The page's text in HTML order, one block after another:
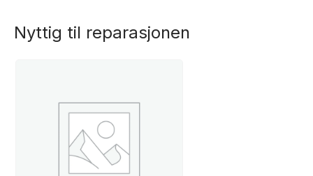
Nyttig til reparasjonen